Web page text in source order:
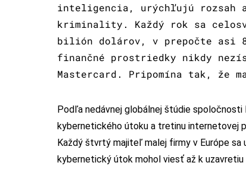
inteligencia, urýchľujú rozsah
kriminality. Každý rok sa
bilión dolárov, v prepočte asi
finančné prostriedky nikdy
Mastercard. Pripomína tak, že
Podľa nedávnej globálnej štúdie
kybernetického útoku a tretinu internetovej
Každý štvrtý majiteľ malej firmy v Európe
kybernetický útok mohol viesť až k